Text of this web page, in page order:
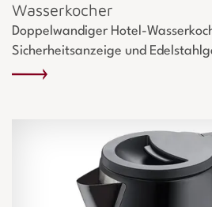
Wasserkocher
Doppelwandiger Hotel-
Sicherheitsanzeige und